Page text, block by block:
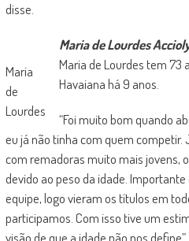
disse.
Maria
de
Lourdes
Maria de Lourdes
Maria de Lourdes tem 73
Havaiana há 9 anos.
“Foi muito bom quando
eu já não tinha com quem
com remadoras muito mais jovens,
devido ao peso da idade.
equipe, logo vieram os títulos em
participamos. Com isso tive um
visão de que a idade não nos define”,